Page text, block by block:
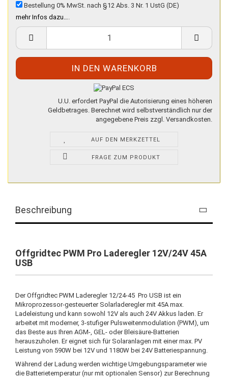
Bestellung 0% MwSt. nach §12 Abs. 3 Nr. 1 UstG (DE)
mehr Infos dazu…
U.U. erfordert PayPal die Autorisierung eines höheren
Geldbetrages. Berechnet wird selbstverständlich nur der
angegebene Preis zzgl. Versandkosten.
AUF DEN MERKZETTEL
FRAGE ZUM PRODUKT
Beschreibung
Offgridtec PWM Pro Laderegler 12V/24V 45A
USB
Der Offgridtec PWM Laderegler 12/24-45 Pro USB ist ein
Mikroprozessor-gesteuerter Solarladeregler mit 45A max.
Ladeleistung und kann sowohl 12V als auch 24V Akkus laden. Er
arbeitet mit moderner, 3-stufiger Pulsweitenmodulation (PWM), um
das Beste aus Ihren AGM-, GEL- oder Bleisäure-Batterien
herauszuholen. Er eignet sich für Solaranlagen mit einer max. PV
Leistung von 590W bei 12V und 1180W bei 24V Batteriespannung.
Während der Ladung werden wichtige Umgebungsparameter wie
die Batterietemperatur (nur mit optionalen Sensor) zur Berechnung